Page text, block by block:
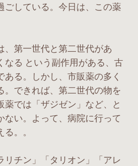
ごしている。今日は、この薬
、第一世代と第二世代があ
なる という副作用がある、古
ある。しかし、市販薬の多く
。できれば、第二世代の物を
薬では「ザジゼン」など、と
ない。よって、病院に行って
。。
リチン」「タリオン」「アレ